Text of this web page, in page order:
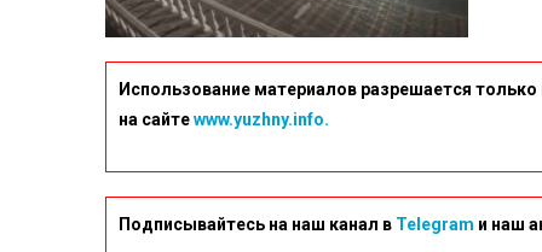
Использование материалов разрешается
на сайтеwww.yuzhny.info.
Подписывайтесь на наш канал в Telegram и наш